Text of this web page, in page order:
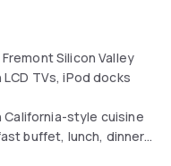
Silicon Valley
TVs, iPod docks
California-style cuisine
buffet, lunch, dinner
and go coffee bar